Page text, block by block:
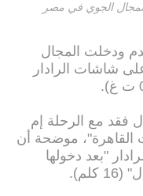
الجوي في مصر
على علو 37 الف قدم ودخلت المجال
شاشات الرادار
فقد مع الرحلة إم
02,45 بتوقيت القاهرة"، موضحة أن
"بعد دخولها